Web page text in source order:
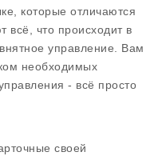
которые отличаются
всё, что происходит в
управление. Вам
необходимых
- всё просто
своей